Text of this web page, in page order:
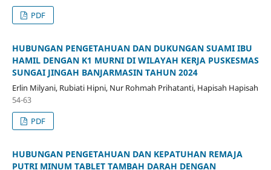
PDF
HUBUNGAN PENGETAHUAN DAN DUKUNGAN SUAMI IBU
HAMIL DENGAN K1 MURNI DI WILAYAH KERJA PUSKESMAS
SUNGAI JINGAH BANJARMASIN TAHUN 2024
Erlin Milyani, Rubiati Hipni, Nur Rohmah Prihatanti, Hapisah Hapisah
54-63
PDF
HUBUNGAN PENGETAHUAN DAN KEPATUHAN REMAJA
PUTRI MINUM TABLET TAMBAH DARAH DENGAN